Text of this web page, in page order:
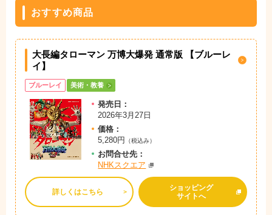
おすすめ商品
大長編タローマン 万博大爆発 通常版 【ブルーレ
イ】
ブルーレイ 美術・教養
発売日：
2026年3月27日
価格：
5,280円
（税込み）
お問合せ先：
NHKスクエア
詳しくはこちら
ショッピング
サイトへ